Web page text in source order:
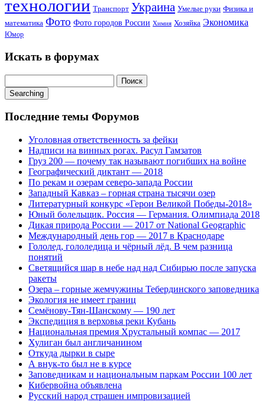
технологии Транспорт Украина Умелые руки Физика и
математика Фото Фото городов России Химия Хозяйка Экономика
Юмор
Искать в форумах
Searching
Последние темы Форумов
Уголовная ответственность за фейки
Надписи на винных рогах. Расул Гамзатов
Груз 200 — почему так называют погибших на войне
Географический диктант — 2018
По рекам и озерам северо-запада России
Западный Кавказ – горная страна тысячи озер
Литературный конкурс «Герои Великой Победы-2018»
Юный болельщик. Россия — Германия. Олимпиада 2018
Дикая природа России — 2017 от National Geographic
Международный день гор — 2017 в Краснодаре
Гололед, гололедица и чёрный лёд. В чем разница
понятий
Светящийся шар в небе над над Сибирью после запуска
ракеты
Озера – горные жемчужины Тебердинского заповедника
Экология не имеет границ
Семёнову-Тян-Шанскому — 190 лет
Экспедиция в верховья реки Кубань
Национальная премия Хрустальный компас — 2017
Хулиган был англичанином
Откуда дырки в сыре
А внук-то был не в курсе
Заповедникам и национальным паркам России 100 лет
Кибервойна объявлена
Русский народ страшен импровизацией